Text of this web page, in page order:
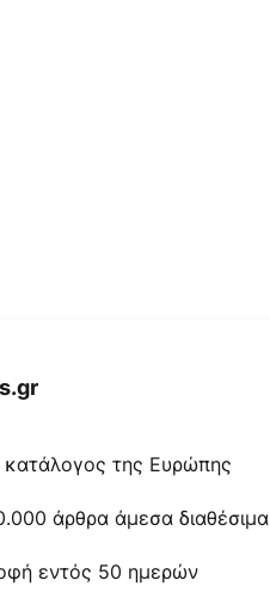
της Ευρώπης
άρθρα άμεσα διαθέσιμα
εντός 50 ημερών